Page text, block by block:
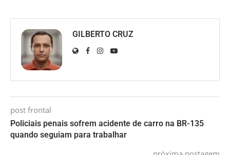
GILBERTO CRUZ
post frontal
Policiais penais sofrem acidente de carro na BR-135
quando seguiam para trabalhar